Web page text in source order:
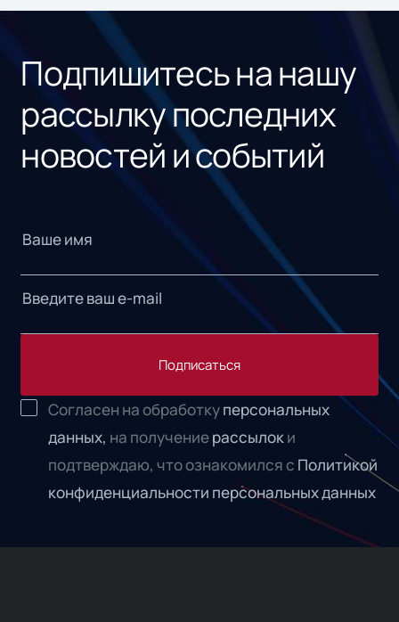
Подпишитесь на нашу
рассылку последних
новостей и событий
Подписаться
Согласен на обработкуперсональных
данных, на получениерассылоки
подтверждаю, что ознакомился с Политикой
конфиденциальности персональных данных